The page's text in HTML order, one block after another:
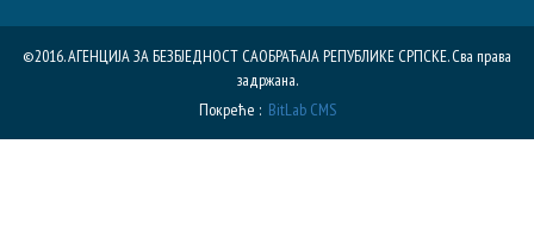
©2016. АГЕНЦИЈА ЗА БЕЗБЈЕДНОСТ САОБРАЋАЈА РЕПУБЛИКE СРПСКЕ. Сва права
задржана.
Покреће : BitLab CMS